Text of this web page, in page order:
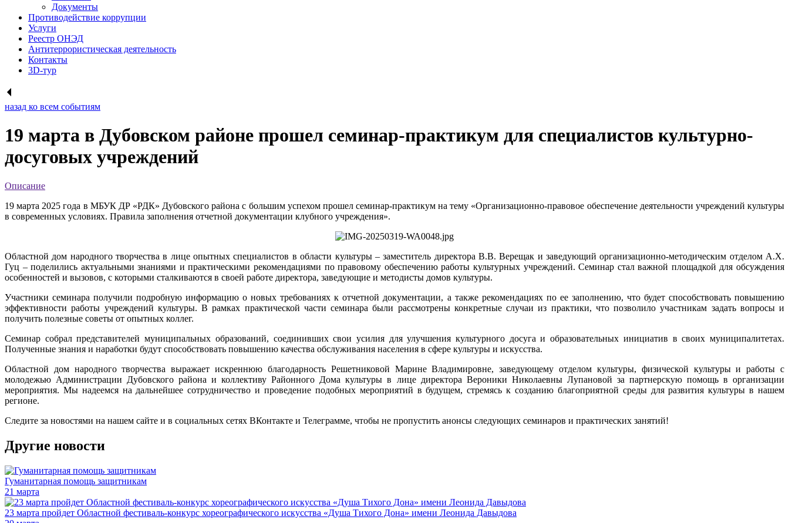
Документы
Противодействие коррупции
Услуги
Реестр ОНЭД
Антитеррористическая деятельность
Контакты
3D-тур
назад ко всем событиям
19 марта в Дубовском районе прошел семинар-практикум для специалистов культурно-
досуговых учреждений
Описание
19 марта 2025 года в МБУК ДР «РДК» Дубовского района с большим успехом прошел семинар-практикум на тему «Организационно-правовое обеспечение деятельности учреждений культуры
в современных условиях. Правила заполнения отчетной документации клубного учреждения».
Областной дом народного творчества в лице опытных специалистов в области культуры – заместитель директора В.В. Верещак и заведующий организационно-методическим отделом А.Х.
Гуц – поделились актуальными знаниями и практическими рекомендациями по правовому обеспечению работы культурных учреждений. Семинар стал важной площадкой для обсуждения
особенностей и вызовов, с которыми сталкиваются в своей работе директора, заведующие и методисты домов культуры.
Участники семинара получили подробную информацию о новых требованиях к отчетной документации, а также рекомендациях по ее заполнению, что будет способствовать повышению
эффективности работы учреждений культуры. В рамках практической части семинара были рассмотрены конкретные случаи из практики, что позволило участникам задать вопросы и
получить полезные советы от опытных коллег.
Семинар собрал представителей муниципальных образований, соединивших свои усилия для улучшения культурного досуга и образовательных инициатив в своих муниципалитетах.
Полученные знания и наработки будут способствовать повышению качества обслуживания населения в сфере культуры и искусства.
Областной дом народного творчества выражает искреннюю благодарность Решетниковой Марине Владимировне, заведующему отделом культуры, физической культуры и работы с
молодежью Администрации Дубовского района и коллективу Районного Дома культуры в лице директора Вероники Николаевны Лупановой за партнерскую помощь в организации
мероприятия. Мы надеемся на дальнейшее сотрудничество и проведение подобных мероприятий в будущем, стремясь к созданию благоприятной среды для развития культуры в нашем
регионе.
Следите за новостями на нашем сайте и в социальных сетях ВКонтакте и Телеграмме, чтобы не пропустить анонсы следующих семинаров и практических занятий!
Другие новости
Гуманитарная помощь защитникам
21 марта
23 марта пройдет Областной фестиваль-конкурс хореографического искусства «Душа Тихого Дона» имени Леонида Давыдова